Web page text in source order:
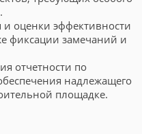
оценки эффективности
фиксации замечаний и
отчетности по
надлежащего
площадке.